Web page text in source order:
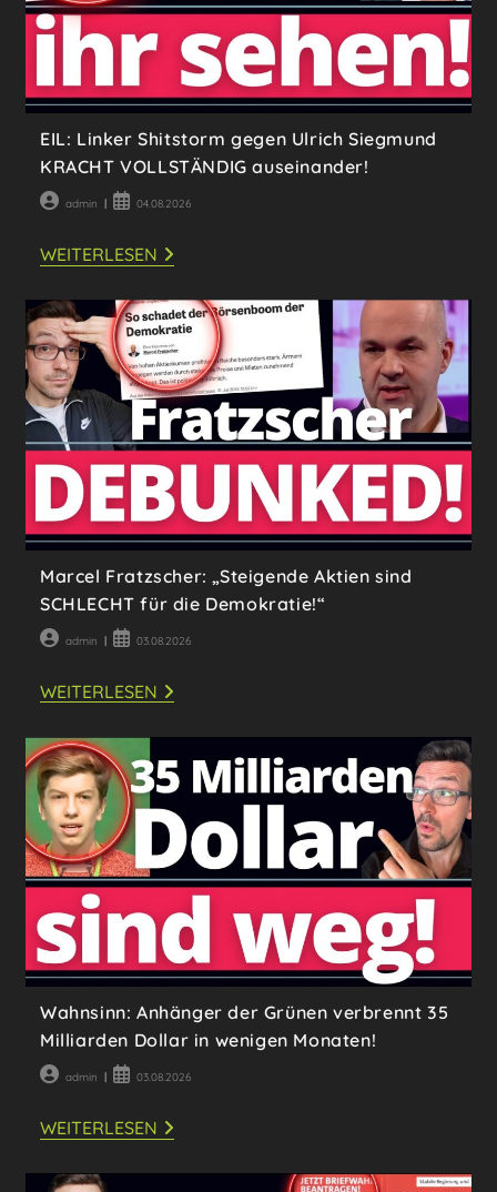
EIL: Linker Shitstorm gegen Ulrich Siegmund
KRACHT VOLLSTÄNDIG auseinander!
Beitrags-
admin
Beitrag04.08.2026
WEITERLESENEIL:
LINKER
GEGEN
ULRICH
SIEGMUND
KRACHT
VOLLSTÄNDIG
AUSEINANDER!
Marcel Fratzscher: „Steigende Aktien sind
SCHLECHT für die Demokratie!“
Beitrags-
admin
Beitrag03.08.2026
WEITERLESENMARCEL
FRATZSCHER:
AKTIEN
SCHLECHT
FÜR
DIE
DEMOKRATIE!“
Wahnsinn: Anhänger der Grünen verbrennt 35
Milliarden Dollar in wenigen Monaten!
Beitrags-
admin
Beitrag03.08.2026
WEITERLESENWAHNSINN:
ANHÄNGER
GRÜNEN